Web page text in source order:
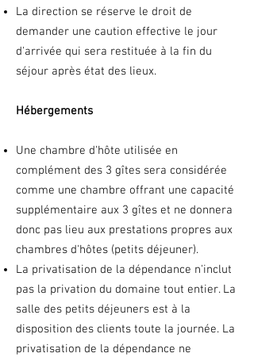
La direction se réserve le droit de
demander une caution effective le jour
d'arrivée qui sera restituée à la fin du
séjour après état des lieux.
Hébergements
Une chambre d'hôte utilisée en
complément des 3 gîtes sera considérée
comme une chambre offrant une capacité
supplémentaire aux 3 gîtes et ne donnera
donc pas lieu aux prestations propres aux
chambres d'hôtes (petits déjeuner).
La privatisation de la dépendance n'inclut
pas la privation du domaine tout entier. La
salle des petits déjeuners est à la
disposition des clients toute la journée. La
privatisation de la dépendance ne